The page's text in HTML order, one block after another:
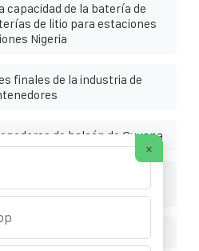
capacidad de la batería de
de litio para estaciones
Nigeria
finales de la industria de
de balcón de Guyana
cableado en un panel
×